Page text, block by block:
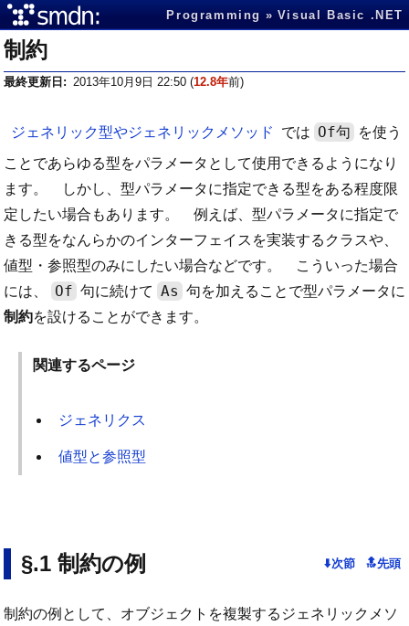
Programming Visual Basic .NET
制約
最終更新日 2013年10月9日 22:50 (12.8年前)
ジェネリック型やジェネリックメソッド では Of句
を使う
ことであらゆる型をパラメータとして使用できるようになり
ます。 しかし、型パラメータに指定できる型をある程度限
定したい場合もあります。 例えば、型パラメータに指定で
きる型をなんらかのインターフェイスを実装するクラスや、
値型・参照型のみにしたい場合などです。 こういった場合
には、
Of 句に続けて As 句を加えることで型パラメータに
制約を設けることができます。
関連するページ
ジェネリクス
値型と参照型
制約の例
制約の例として、オブジェクトを複製するジェネリックメソ